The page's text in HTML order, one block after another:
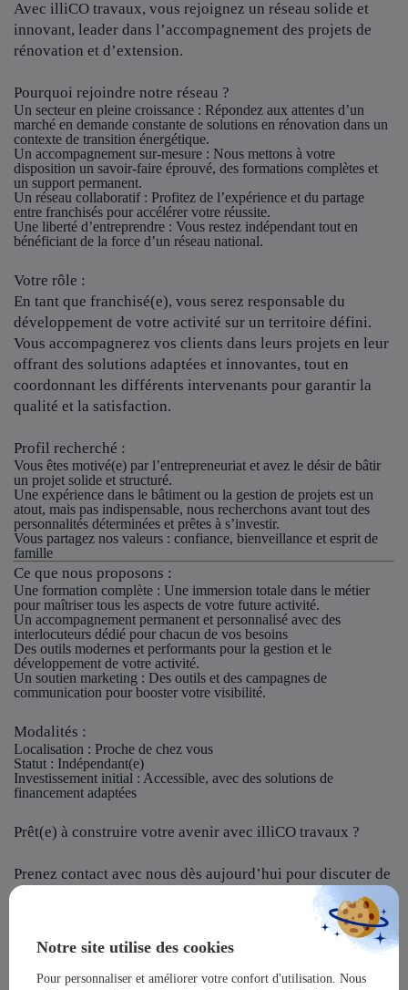
Notre site utilise des cookies
Pour personnaliser et améliorer votre confort d'utilisation. Nous
Avec illiCO travaux, vous rejoignez un réseau solide et
innovant, leader dans l’accompagnement des projets de
rénovation et d’extension.
Pourquoi rejoindre notre réseau ?
Un secteur en pleine croissance : Répondez aux attentes d’un
marché en demande constante de solutions en rénovation dans un
contexte de transition énergétique.
Un accompagnement sur-mesure : Nous mettons à votre
disposition un savoir-faire éprouvé, des formations complètes et
un support permanent.
Un réseau collaboratif: Profitez de l’expérience et du partage
entre franchisés pour accélérer votre réussite.
Une liberté d’entreprendre : Vous restez indépendant tout en
bénéficiant de la force d’un réseau national.
Votre rôle :
En tant que franchisé(e), vous serez responsable du
développement de votre activité sur un territoire défini.
Vous accompagnerez vos clients dans leurs projets en leur
offrant des solutions adaptées et innovantes, tout en
coordonnant les différents intervenants pour garantir la
qualité et la satisfaction.
Profil recherché :
Vous êtes motivé(e) par l’entrepreneuriat et avez le désir de bâtir
un projet solide et structuré.
Une expérience dans le bâtiment ou la gestion de projets est un
atout, mais pas indispensable, nous recherchons avant tout des
personnalités déterminées et prêtes à s’investir.
Vous partagez nos valeurs : confiance, bienveillance et esprit de
famille
Ce que nous proposons :
Une formation complète : Une immersion totale dans le métier
pour maîtriser tous les aspects de votre future activité.
Un accompagnement permanent et personnalisé avec des
interlocuteurs dédié pour chacun de vos besoins
Des outils modernes et performants pour la gestion et le
développement de votre activité.
Un soutien marketing : Des outils et des campagnes de
communication pour booster votre visibilité.
Modalités :
Localisation : Proche de chez vous
Statut : Indépendant(e)
Investissement initial : Accessible, avec des solutions de
financement adaptées
Prêt(e) à construire votre avenir avec illiCO travaux ?
Prenez contact avec nous dès aujourd’hui pour discuter de
votre projet et rejoindre notre réseau !
illiCO travaux vous offre l’opportunité de devenir un
acteur majeur dans un secteur dynamique et en pleine
expansion !